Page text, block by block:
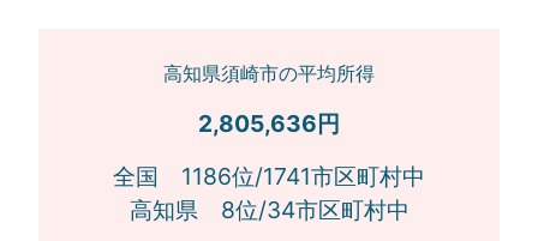
高知県須崎市の平均所得
2,805,636円
全国 1186位/1741市区町村中
高知県 8位/34市区町村中